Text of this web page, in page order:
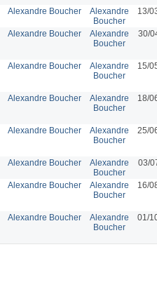
Alexandre Boucher
Alexandre
Boucher
13/
Alexandre Boucher
Alexandre
Boucher
30/
Alexandre Boucher
Alexandre
Boucher
15/
Alexandre Boucher
Alexandre
Boucher
18/
Alexandre Boucher
Alexandre
Boucher
25/
Alexandre Boucher
Alexandre
Boucher
03/
Alexandre Boucher
Alexandre
Boucher
16/
Alexandre Boucher
Alexandre
Boucher
01/